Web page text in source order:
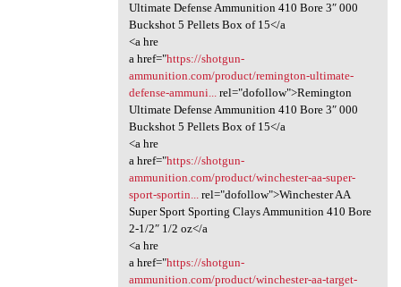
Ultimate Defense Ammunition 410 Bore 3″ 000
Buckshot 5 Pellets Box of 15</a
<a hre
a href="https://shotgun-
ammunition.com/product/remington-ultimate-
defense-ammuni...rel="dofollow">Remington
Ultimate Defense Ammunition 410 Bore 3″ 000
Buckshot 5 Pellets Box of 15</a
<a hre
a href="https://shotgun-
ammunition.com/product/winchester-aa-super-
sport-sportin...rel="dofollow">Winchester AA
Super Sport Sporting Clays Ammunition 410 Bore
2-1/2″ 1/2 oz</a
<a hre
a href="https://shotgun-
ammunition.com/product/winchester-aa-target-